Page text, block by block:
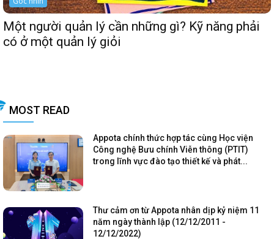
Một người quản lý cần những gì? Kỹ năng phải
có ở một quản lý giỏi
MOST READ
Appota chính thức hợp tác cùng Học viện
Công nghệ Bưu chính Viễn thông (PTIT)
trong lĩnh vực đào tạo thiết kế và phát...
Thư cảm ơn từ Appota nhân dịp kỷ niệm 11
năm ngày thành lập (12/12/2011 -
12/12/2022)